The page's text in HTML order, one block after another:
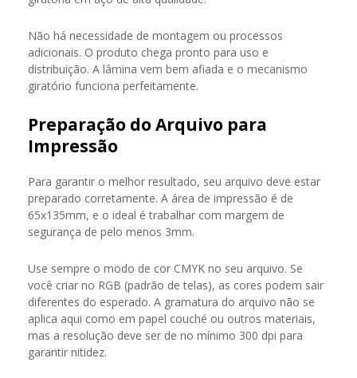
Não há necessidade de montagem ou processos
adicionais. O produto chega pronto para uso e
distribuição. A lâmina vem bem afiada e o mecanismo
giratório funciona perfeitamente.
Preparação do Arquivo para
Impressão
Para garantir o melhor resultado, seu arquivo deve estar
preparado corretamente. A área de impressão é de
65x135mm, e o ideal é trabalhar com margem de
segurança de pelo menos 3mm.
Use sempre o modo de cor CMYK no seu arquivo. Se
você criar no RGB (padrão de telas), as cores podem sair
diferentes do esperado. A gramatura do arquivo não se
aplica aqui como em papel couché ou outros materiais,
mas a resolução deve ser de no mínimo 300 dpi para
garantir nitidez.